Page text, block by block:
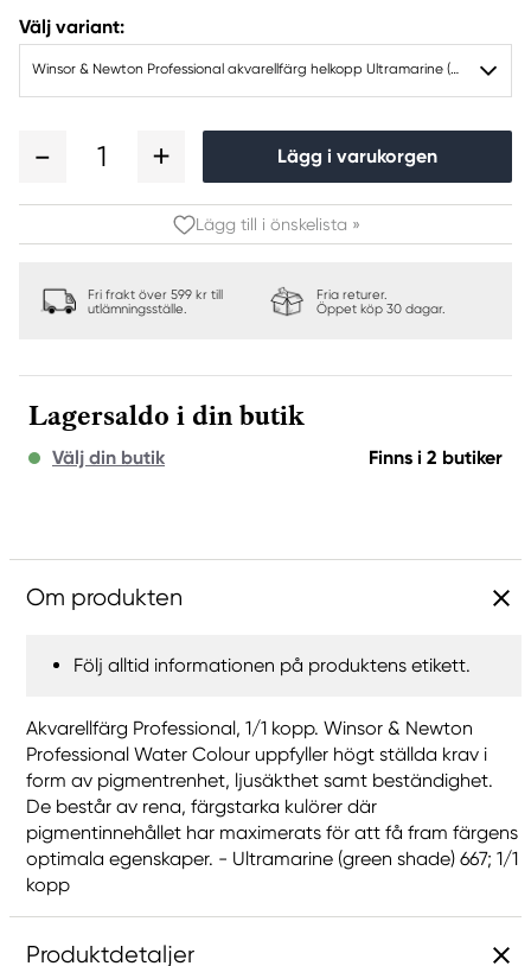
Välj variant:
Winsor & Newton Professional akvarellfärg helkopp Ultramarine (green shade) 667
1 Lägg i varukorgen
Lägg till i önskelista »
Fri frakt över 599 kr till
utlämningsställe.
Fria returer.
Öppet köp 30 dagar.
Lagersaldo i din butik
Välj din butik Finns i 2 butiker
Om produkten
Följ alltid informationen på produktens etikett.
Akvarellfärg Professional, 1/1 kopp. Winsor & Newton
Professional Water Colour uppfyller högt ställda krav i
form av pigmentrenhet, ljusäkthet samt beständighet.
De består av rena, färgstarka kulörer där
pigmentinnehållet har maximerats för att få fram färgens
optimala egenskaper. - Ultramarine (green shade) 667; 1/1
kopp
Produktdetaljer